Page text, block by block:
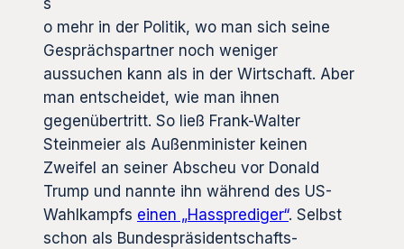
s
o mehr in der Politik, wo man sich seine
Gesprächspartner noch weniger
aussuchen kann als in der Wirtschaft. Aber
man entscheidet, wie man ihnen
gegenübertritt. So ließ Frank-Walter
Steinmeier als Außenminister keinen
Zweifel an seiner Abscheu vor Donald
Trump und nannte ihn während des US-
Wahlkampfs einen „Hassprediger“. Selbst
schon als Bundespräsidentschafts-